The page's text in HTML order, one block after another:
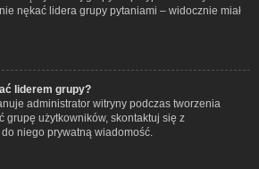
nękać lidera grupy pytaniami – widocznie miał
liderem grupy?
administrator witryny podczas tworzenia
grupę użytkowników, skontaktuj się z
niego prywatną wiadomość.